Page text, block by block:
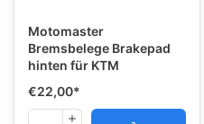
Motomaster
Bremsbelege Brakepad
hinten für KTM
€22,00*